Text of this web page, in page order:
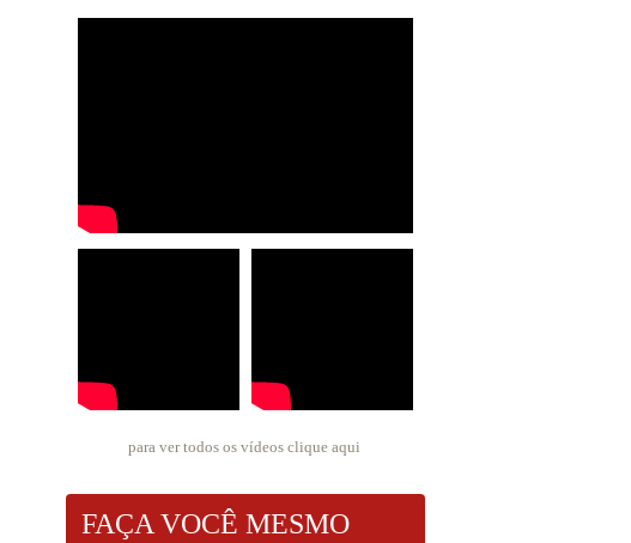
para ver todos os vídeos clique aqui
FAÇA VOCÊ MESMO